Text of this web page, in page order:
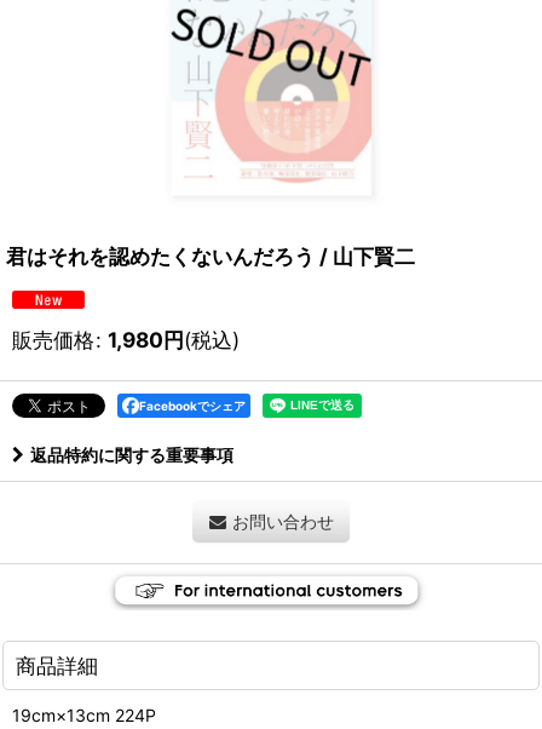
君はそれを認めたくないんだろう / 山下賢二
販売価格: 1,980円(税込)
Facebookでシェア
返品特約に関する重要事項
お問い合わせ
商品詳細
19cm×13cm 224P